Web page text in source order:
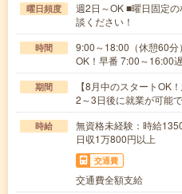
曜日頻度
週2日～OK ■曜日固定
談ください！
時間
9:00～18:00（休憩60分
OK！早番 7:00～16:00
期間
【8月中のスタートOK
2～3日後に就業が可能で
時給
無資格未経験：時給
日収1万800円以上
交通費
交通費全額支給